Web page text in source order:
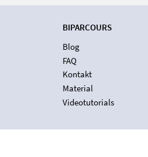
BIPARCOURS
Blog
FAQ
Kontakt
Material
Videotutorials